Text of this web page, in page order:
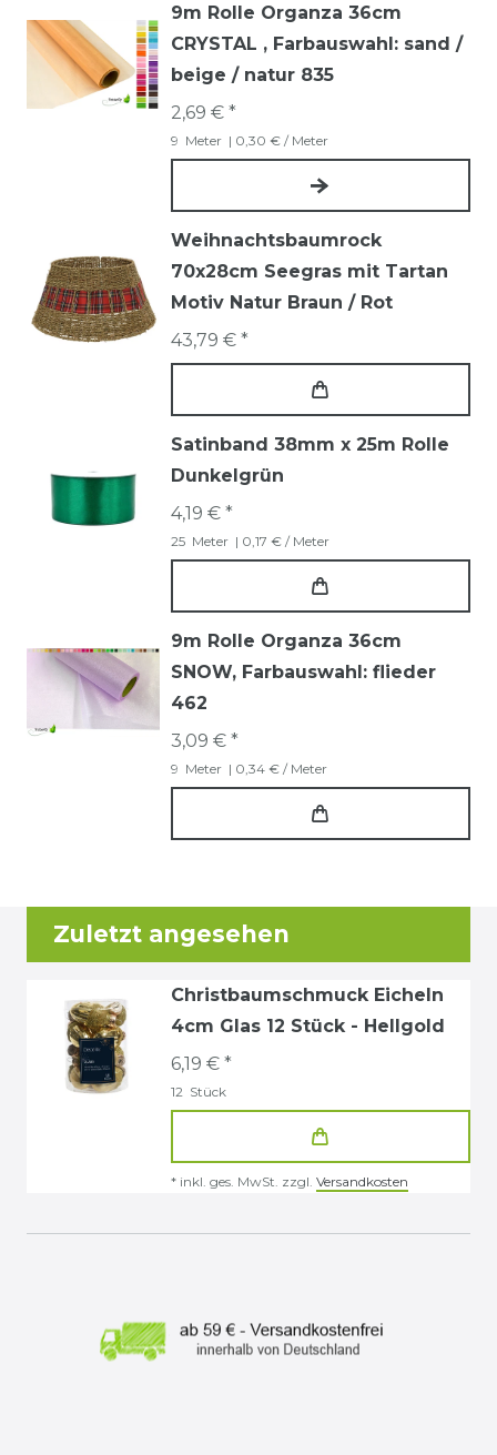
9m Rolle Organza 36cm
CRYSTAL , Farbauswahl: sand /
beige / natur 835
2,69 € *
9 Meter | 0,30 € / Meter
Weihnachtsbaumrock
70x28cm Seegras mit Tartan
Motiv Natur Braun / Rot
43,79 € *
Satinband 38mm x 25m Rolle
Dunkelgrün
4,19 € *
25 Meter | 0,17 € / Meter
9m Rolle Organza 36cm
SNOW, Farbauswahl: flieder
462
3,09 € *
9 Meter | 0,34 € / Meter
Zuletzt angesehen
Christbaumschmuck Eicheln
4cm Glas 12 Stück - Hellgold
6,19 € *
12 Stück
* inkl. ges. MwSt. zzgl. Versandkosten